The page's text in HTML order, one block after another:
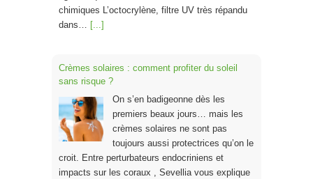
chimiques L’octocrylène, filtre UV très répandu
dans… [...]
Crèmes solaires : comment profiter du soleil
sans risque ?
On s’en badigeonne dès les
premiers beaux jours… mais les
crèmes solaires ne sont pas
toujours aussi protectrices qu’on le
croit. Entre perturbateurs endocriniens et
impacts sur les coraux , Sevellia vous explique